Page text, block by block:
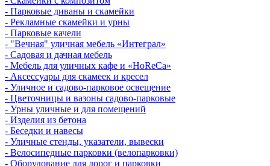
- Парковые диваны и скамейки
- Рекламные скамейки и урны
- Парковые качели
- "Вечная" уличная мебель «Интеграл»
- Садовая и дачная мебель
- Мебель для уличных кафе и «HoReCa»
- Аксессуары для скамеек и кресел
- Уличное и садово-парковое освещение
- Цветочницы и вазоны садово-парковые
- Урны уличные и для помещений
- Изделия из бетона
- Беседки и навесы
- Уличные стенды, указатели, вывески
- Велосипедные парковки (велопарковки)
- Оборудование для дорог и парковки